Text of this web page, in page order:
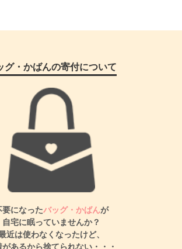
グ・かばんの寄付について
要になったバッグ・かばんが
自宅に眠っていませんか？
近は使わなくなったけど、
があるから捨てられない・・・